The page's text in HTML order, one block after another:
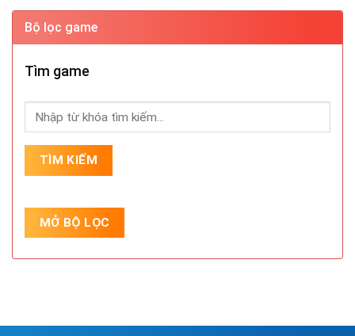
Bộ lọc game
Tìm game